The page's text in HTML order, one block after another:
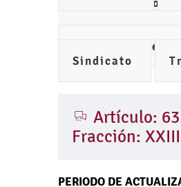
Ayuntamiento
Organismo de
Sindicato
Artículo:
Fracción:
PERIODO DE